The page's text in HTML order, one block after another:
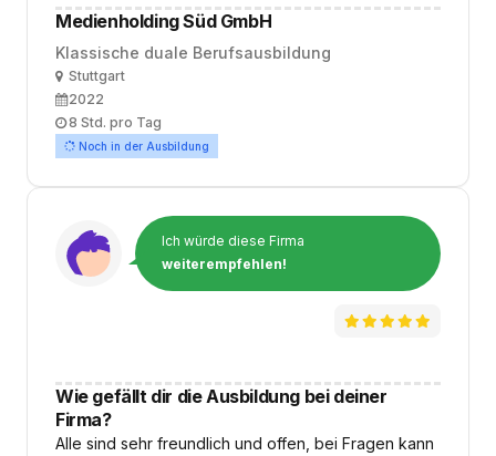
Medienholding Süd GmbH
Klassische duale Berufsausbildung
OrtStuttgart
Ausbildungsbeginn
2022
Arbeitszeit
8 Std. pro Tag
Noch in der Ausbildung
Ich würde diese Firma
weiterempfehlen!
Wie gefällt dir die Ausbildung bei deiner
Firma?
Alle sind sehr freundlich und offen, bei Fragen kann